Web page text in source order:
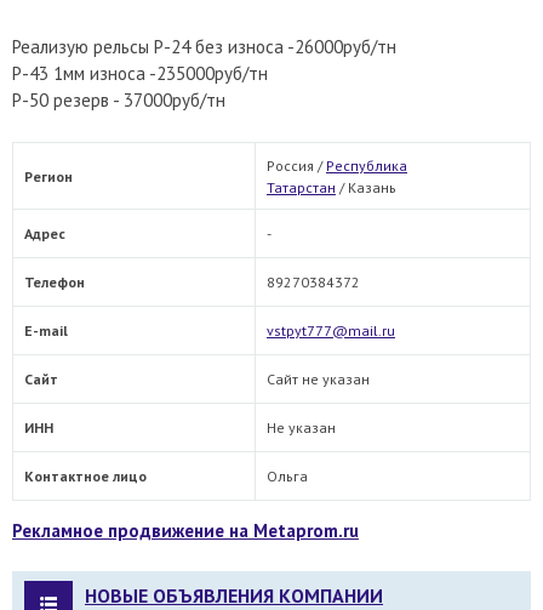
Реализую рельсы Р-24 без износа -26000руб/тн
Р-43 1мм износа -235000руб/тн
Р-50 резерв - 37000руб/тн
Регион
Россия / Республика
Татарстан / Казань
Адрес -
Телефон 89270384372
E-mail vstpyt777@mail.ru
Сайт Сайт не указан
ИНН Не указан
Контактное лицо Ольга
Рекламное продвижение на Metaprom.ru
НОВЫЕ ОБЪЯВЛЕНИЯ КОМПАНИИ